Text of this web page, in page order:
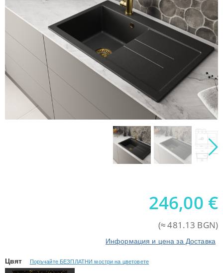
246,00 €
(≈ 481.13 BGN)
Информация и цена за Доставка
Цвят Поръчайте БЕЗПЛАТНИ мостри на цветовете